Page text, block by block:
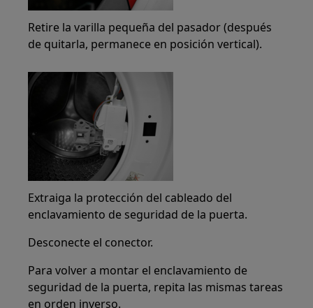
Retire la varilla pequeña del pasador (después
de quitarla, permanece en posición vertical).
Extraiga la protección del cableado del
enclavamiento de seguridad de la puerta.
Desconecte el conector.
Para volver a montar el enclavamiento de
seguridad de la puerta, repita las mismas tareas
en orden inverso.